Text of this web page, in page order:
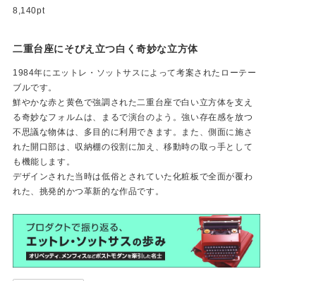
正面
8,140pt
二重台座にそびえ立つ白く奇妙な立方体
1984年にエットレ・ソットサスによって考案されたローテー
ブルです。
鮮やかな赤と黄色で強調された二重台座で白い立方体を支え
る奇妙なフォルムは、まるで演台のよう。強い存在感を放つ
不思議な物体は、多目的に利用できます。また、側面に施さ
れた開口部は、収納棚の役割に加え、移動時の取っ手として
も機能します。
デザインされた当時は低俗とされていた化粧板で全面が覆わ
れた、挑発的かつ革新的な作品です。